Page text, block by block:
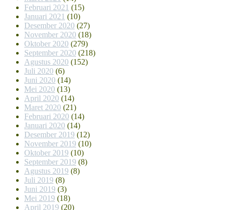
Februari 2021 (15)
Januari 2021 (10)
Desember 2020 (27)
November 2020 (18)
Oktober 2020 (279)
September 2020 (218)
Agustus 2020 (152)
Juli 2020 (6)
Juni 2020 (14)
Mei 2020 (13)
April 2020 (14)
Maret 2020 (21)
Februari 2020 (14)
Januari 2020 (14)
Desember 2019 (12)
November 2019 (10)
Oktober 2019 (10)
September 2019 (8)
Agustus 2019 (8)
Juli 2019 (8)
Juni 2019 (3)
Mei 2019 (18)
April 2019 (20)